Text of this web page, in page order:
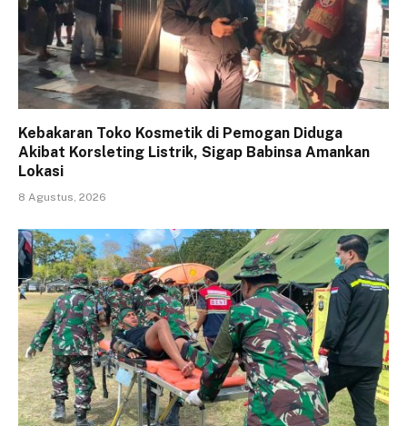
Kebakaran Toko Kosmetik di Pemogan Diduga
Akibat Korsleting Listrik, Sigap Babinsa Amankan
Lokasi
8 Agustus, 2026